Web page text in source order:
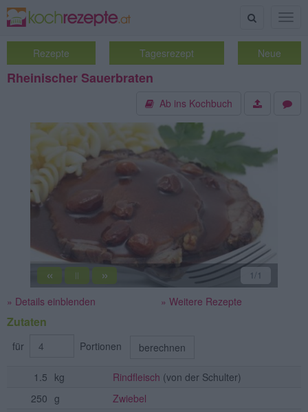
Suche
Rezepte Tagesrezept Neue
Rheinischer Sauerbraten
Ab ins Kochbuch
« || » 1/1
» Details einblenden » Weitere Rezepte
Zutaten
für Portionen berechnen
1.5 kg Rindfleisch (von der Schulter)
250 g
Zwiebel